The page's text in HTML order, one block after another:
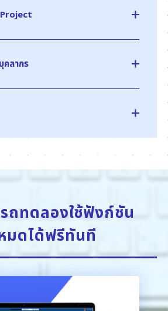
Project
คลากร
ถทดลองใช้ฟังก์ชัน
มดได้ฟรีทันที